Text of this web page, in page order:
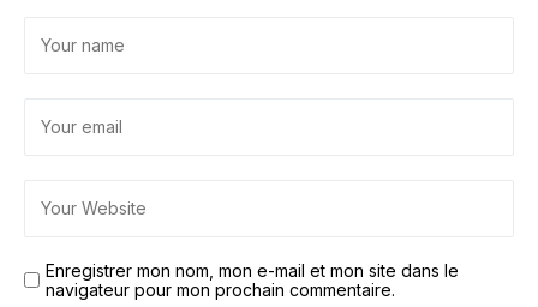
Enregistrer mon nom, mon e-mail et mon site dans le
navigateur pour mon prochain commentaire.